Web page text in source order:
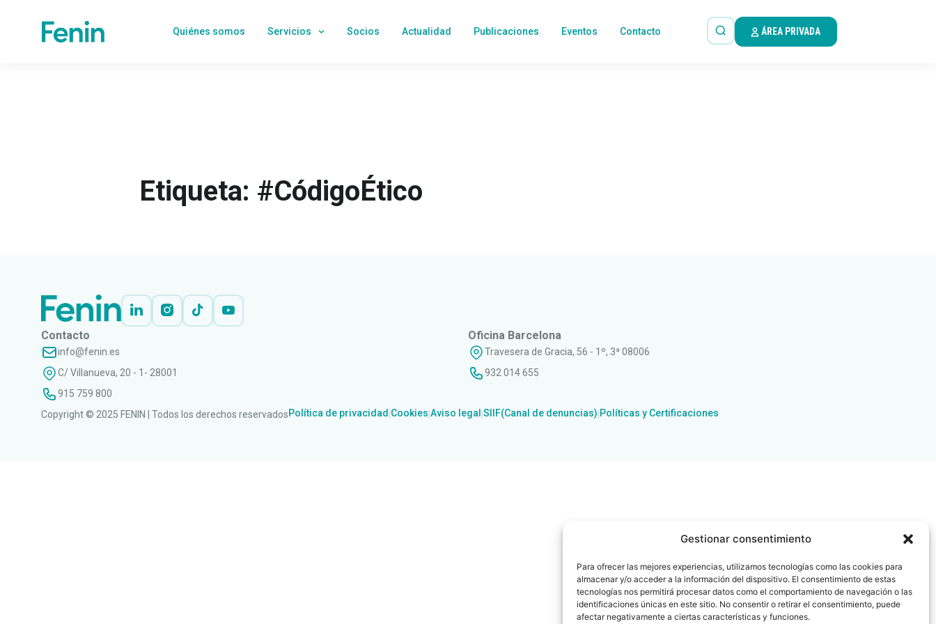
Gestionar consentimiento
Para ofrecer las mejores experiencias, utilizamos tecnologías como las cookies para
almacenar y/o acceder a la información del dispositivo. El consentimiento de estas
tecnologías nos permitirá procesar datos como el comportamiento de navegación o las
identificaciones únicas en este sitio. No consentir o retirar el consentimiento, puede
afectar negativamente a ciertas características y funciones.
Quiénes somos Servicios Socios Actualidad Publicaciones Eventos Contacto ÁREA PRIVADA
Etiqueta: #CódigoÉtico
Contacto
info@fenin.es
C/ Villanueva, 20 - 1- 28001
915 759 800
Oficina Barcelona
Travesera de Gracia, 56 - 1º, 3ª 08006
932 014 655
Copyright © 2025 FENIN | Todos los derechos reservadosPolítica de privacidad Cookies |Aviso legal |SIIF(Canal de denuncias) Políticas y Certificaciones